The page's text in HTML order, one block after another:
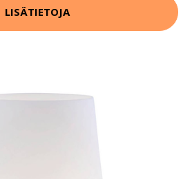
LISÄTIETOJA